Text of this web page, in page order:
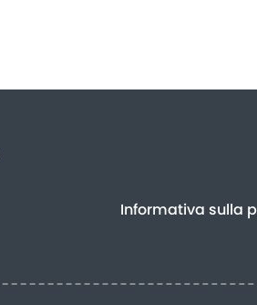
Informativa sulla